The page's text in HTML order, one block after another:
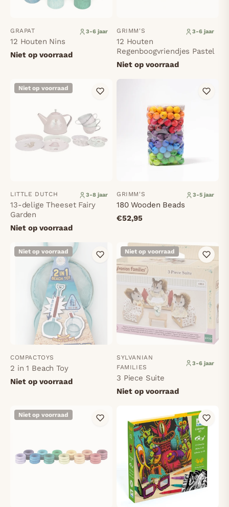
GRAPAT 3-6 jaar
12 Houten Nins
Niet op voorraad
GRIMM'S 3-6 jaar
12 Houten
Regenboogvriendjes Pastel
Niet op voorraad
Niet op voorraad
LITTLE DUTCH 3-8 jaar
13-delige Theeset Fairy
Garden
Niet op voorraad
GRIMM'S 3-5 jaar
180 Wooden Beads
€52,95
Niet op voorraad
COMPACTOYS
2 in 1 Beach Toy
Niet op voorraad
Niet op voorraad
SYLVANIAN
FAMILIES
3-6 jaar
3 Piece Suite
Niet op voorraad
Niet op voorraad